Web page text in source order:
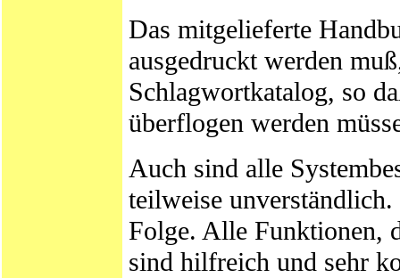
Das mitgelieferte
ausgedruckt werden
Schlagwortkatalog, so
überflogen werden
Auch sind alle
teilweise
Folge. Alle Funktionen,
sind hilfreich und sehr